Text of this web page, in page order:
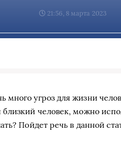
21:56, 8 марта 2023
угроз для жизни
человек, можно
Пойдет речь в данной